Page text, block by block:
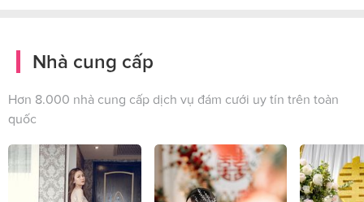
Nhà cung cấp
Hơn 8.000 nhà cung cấp dịch vụ đám cưới uy tín trên toàn
quốc